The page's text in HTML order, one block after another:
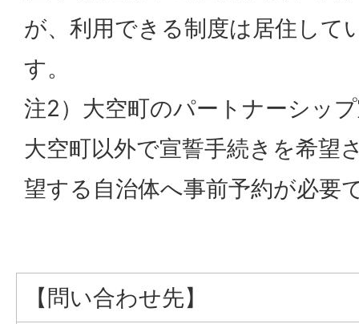
が、利用できる制度は居住して
す。
注2）大空町のパートナーシッ
大空町以外で宣誓手続きを希望
望する自治体へ事前予約が必要
【問い合わせ先】